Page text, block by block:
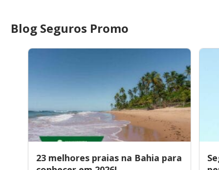
Blog Seguros Promo
23 melhores praias na Bahia para